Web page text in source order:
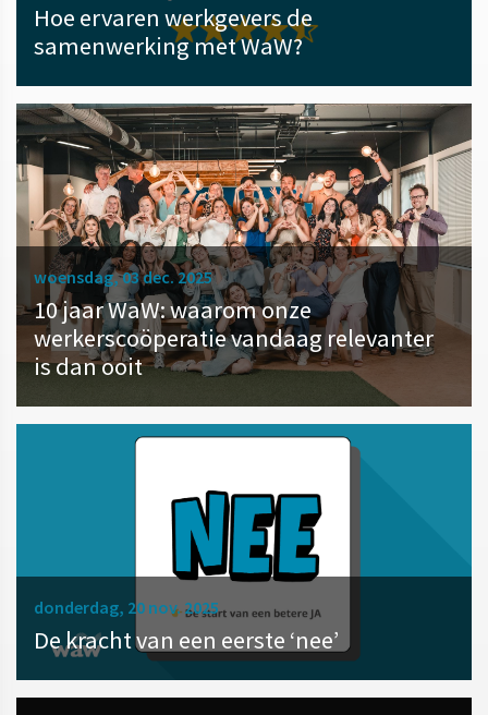
Hoe ervaren werkgevers de
samenwerking met WaW?
woensdag, 03 dec. 2025
10 jaar WaW: waarom onze
werkerscoöperatie vandaag relevanter
is dan ooit
donderdag, 20 nov. 2025
De kracht van een eerste ‘nee’